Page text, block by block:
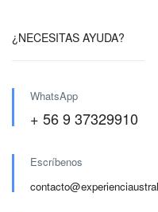
¿NECESITAS AYUDA?
WhatsApp
+ 56 9 37329910
Escríbenos